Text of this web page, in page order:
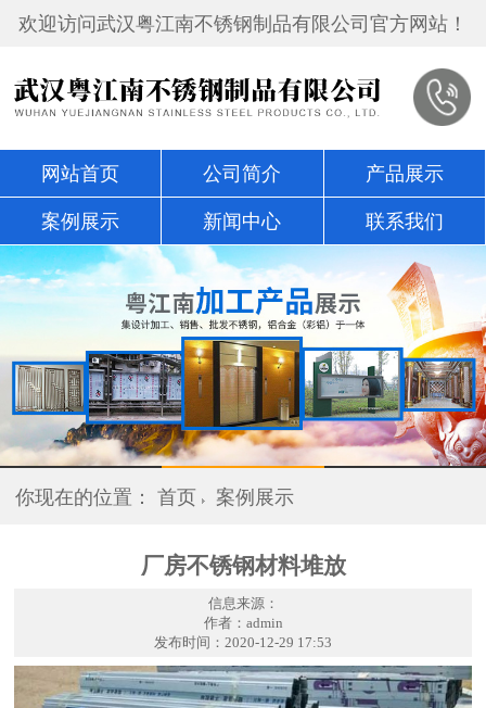
欢迎访问武汉粤江南不锈钢制品有限公司官方网站！
网站首页 公司简介 产品展示
案例展示 新闻中心 联系我们
你现在的位置：首页 案例展示
厂房不锈钢材料堆放
信息来源：
作者：admin
发布时间：2020-12-29 17:53